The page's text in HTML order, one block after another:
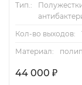
Тип.:
Кол-во выходов:
Материал:
44 000 ₽